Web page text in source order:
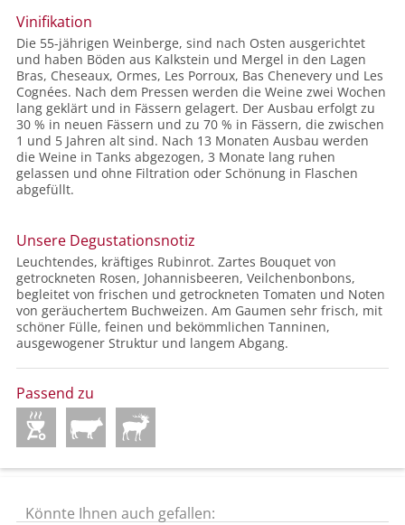
Vinifikation
Die 55-jährigen Weinberge, sind nach Osten ausgerichtet
und haben Böden aus Kalkstein und Mergel in den Lagen
Bras, Cheseaux, Ormes, Les Porroux, Bas Chenevery und Les
Cognées. Nach dem Pressen werden die Weine zwei Wochen
lang geklärt und in Fässern gelagert. Der Ausbau erfolgt zu
30 % in neuen Fässern und zu 70 % in Fässern, die zwischen
1 und 5 Jahren alt sind. Nach 13 Monaten Ausbau werden
die Weine in Tanks abgezogen, 3 Monate lang ruhen
gelassen und ohne Filtration oder Schönung in Flaschen
abgefüllt.
Unsere Degustationsnotiz
Leuchtendes, kräftiges Rubinrot. Zartes Bouquet von
getrockneten Rosen, Johannisbeeren, Veilchenbonbons,
begleitet von frischen und getrockneten Tomaten und Noten
von geräuchertem Buchweizen. Am Gaumen sehr frisch, mit
schöner Fülle, feinen und bekömmlichen Tanninen,
ausgewogener Struktur und langem Abgang.
Passend zu
Könnte Ihnen auch gefallen: